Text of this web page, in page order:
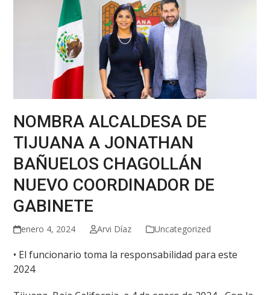
NOMBRA ALCALDESA DE
TIJUANA A JONATHAN
BAÑUELOS CHAGOLLÁN
NUEVO COORDINADOR DE
GABINETE
enero 4, 2024 Arvi Díaz Uncategorized
• El funcionario toma la responsabilidad para este
2024